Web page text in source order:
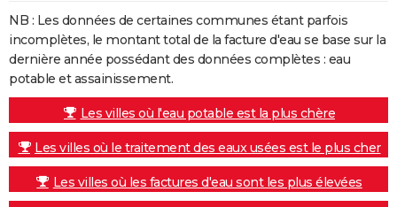
NB : Les données de certaines communes étant parfois
incomplètes, le montant total de la facture d'eau se base sur la
dernière année possédant des données complètes : eau
potable et assainissement.
Les villes où l'eau potable est la plus chère
Les villes où le traitement des eaux usées est le plus cher
Les villes où les factures d'eau sont les plus élevées